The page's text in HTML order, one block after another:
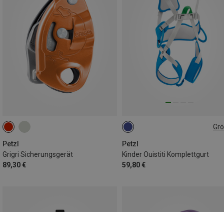
Petzl
Grigri Sicherungsgerät
89,30 €
Petzl
Kinder Ouistiti Komplettgurt
59,80 €
XXS-S